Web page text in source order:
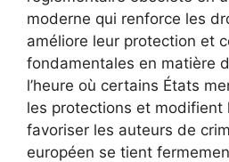
moderne qui renforce les
améliore leur protection et
fondamentales en matière
l’heure où certains États
les protections et modifient
favoriser les auteurs de
européen se tient